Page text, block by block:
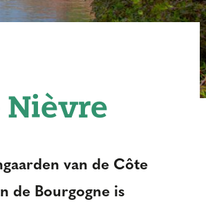
van de Côte
de Bourgogne is